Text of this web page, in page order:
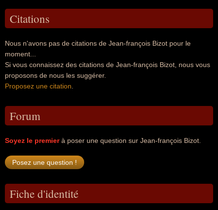
Citations
Nous n'avons pas de citations de Jean-françois Bizot pour le
moment...
Si vous connaissez des citations de Jean-françois Bizot, nous vous
proposons de nous les suggérer.
Proposez une citation
Forum
Soyez le premierà poser une question sur Jean-françois Bizot.
Fiche d'identité